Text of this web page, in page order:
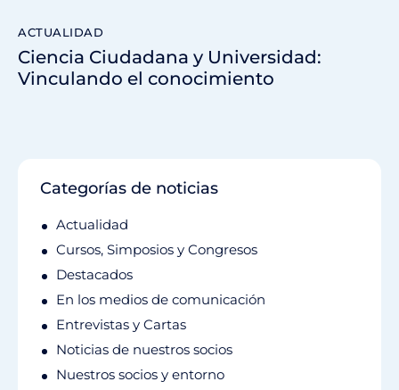
ACTUALIDAD
Ciencia Ciudadana y Universidad:
Vinculando el conocimiento
Categorías de noticias
Actualidad
Cursos, Simposios y Congresos
Destacados
En los medios de comunicación
Entrevistas y Cartas
Noticias de nuestros socios
Nuestros socios y entorno